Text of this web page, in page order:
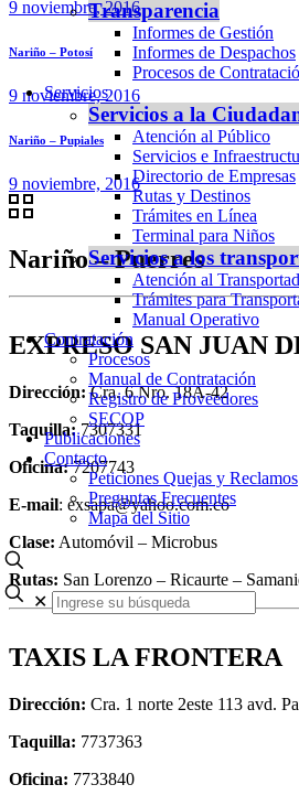
Transparencia
Informes de Gestión
Informes de Despachos
Procesos de
Servicios
Servicios a la
Atención al Público
Servicios e
Directorio de Empresas
Rutas y Destinos
Trámites en Línea
Terminal para Niños
Servicios a los
Atención al
Trámites para
Manual Operativo
Contratación
Procesos
Manual de Contratación
Registro de Proveedores
SECOP
Publicaciones
Contacto
Peticiones Quejas y Reclamos
Preguntas Frecuentes
Mapa del Sitio
✕
9 noviembre, 2016
Nariño – Potosí
9 noviembre, 2016
Nariño – Pupiales
9 noviembre, 2016
Nariño – Puerres
EXPRESO SAN JUAN
Dirección:Cra. 6 Nro. 18A-42
Taquilla:7307331
Oficina:7207743
E-mail: exsapa@yahoo.com.co
Clase: Automóvil – Microbus
Rutas: San Lorenzo – Ricaurte –
TAXIS LA FRONTERA
Dirección: Cra. 1 norte 2este 113 avd.
Taquilla: 7737363
Oficina: 7733840